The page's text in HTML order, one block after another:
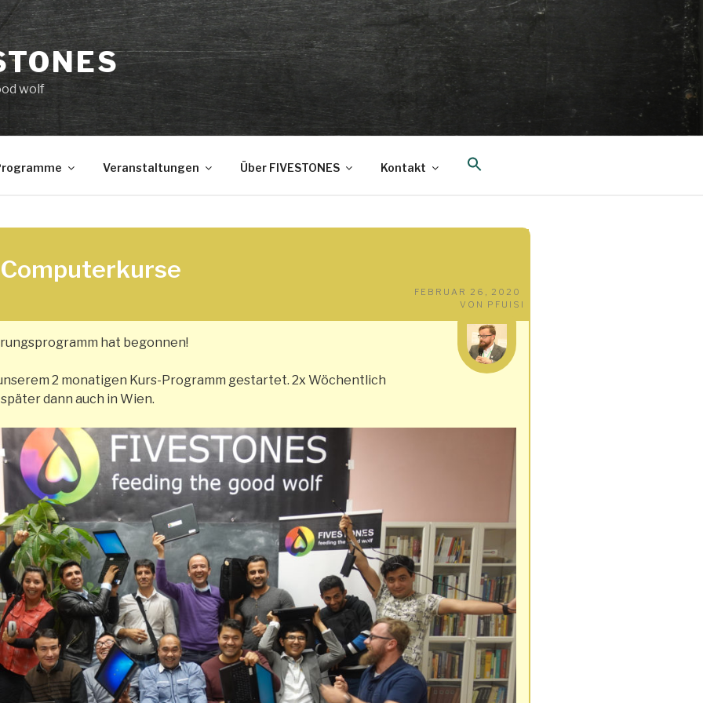
wolf
Veranstaltungen Über FIVESTONES Kontakt
Computerkurse
FEBRUAR 26, 2020
VON PFUISI
hat begonnen!
2 monatigen Kurs-Programm gestartet. 2x Wöchentlich
dann auch in Wien.